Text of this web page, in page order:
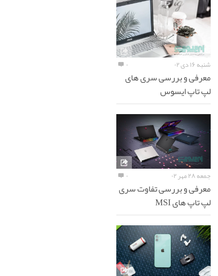
شنبه ۱۶ دی ۰۲ ۰
معرفی و بررسی سری های
لپ تاپ ایسوس
جمعه ۲۸ مهر ۰۲ ۰
معرفی و بررسی تفاوت سری
لپ تاپ های MSI